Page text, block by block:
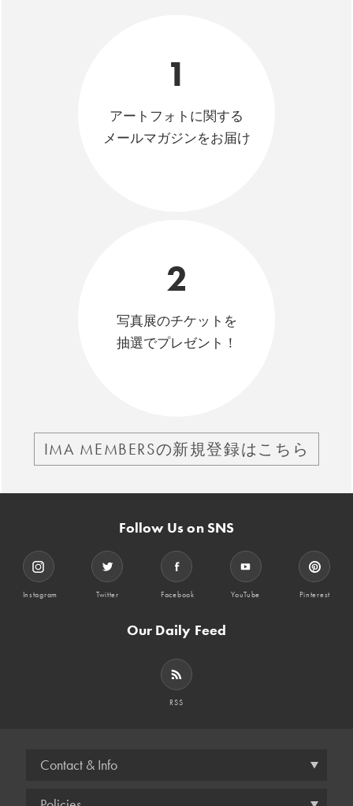
1
アートフォトに関する
メールマガジンをお届け
2
写真展のチケットを
抽選でプレゼント！
IMA MEMBERSの新規登録はこちら
Follow Us on SNS
Instagram Twitter Facebook YouTube Pinterest
Our Daily Feed
RSS
Contact & Info